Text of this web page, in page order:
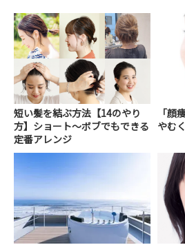
短い髪を結ぶ方法【14のやり
方】ショート～ボブでもできる
定番アレンジ
「顔
やむ